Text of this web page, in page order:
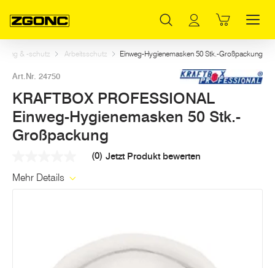
& -schutz Arbeitsschutz Einweg-Hygienemasken 50 Stk.-Großpackung
Art.Nr. 24750
KRAFTBOX PROFESSIONAL
Einweg-Hygienemasken 50 Stk.-
Großpackung
Link
(0) Jetzt Produkt bewerten
Mehr Details